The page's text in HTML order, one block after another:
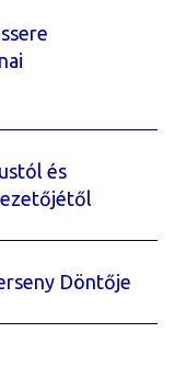
és
Döntője